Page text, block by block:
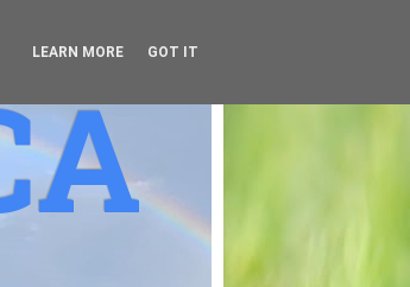
LEARN MORE GOT IT